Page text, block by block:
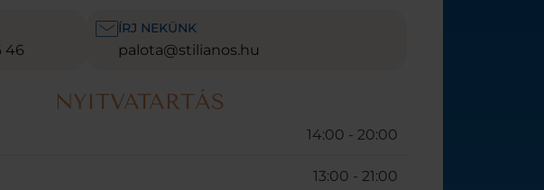
46
ÍRJ NEKÜNK
palota@stilianos.hu
NYITVATARTÁS
14:00 - 20:00
13:00 - 21:00